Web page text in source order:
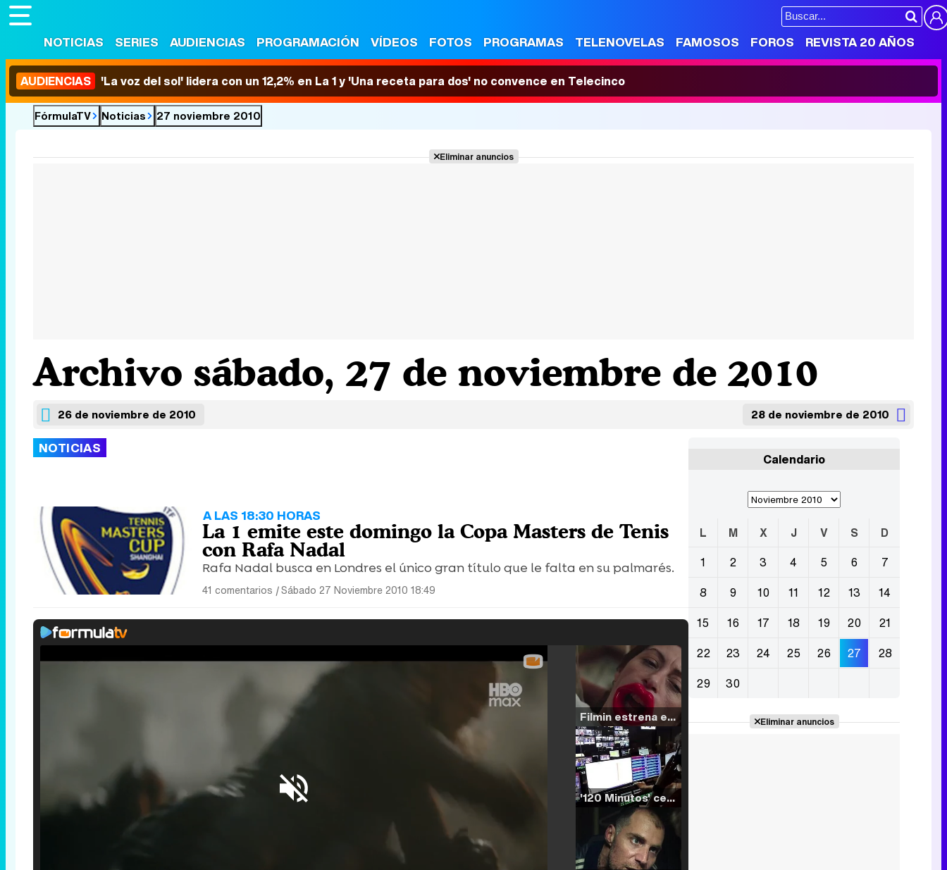
NOTICIAS SERIES AUDIENCIAS PROGRAMACIÓN VÍDEOS FOTOS PROGRAMAS TELENOVELAS FAMOSOS FOROS REVISTA 20 AÑOS
AUDIENCIAS 'La voz del sol' lidera con un 12,2% en La 1 y 'Una receta para dos' no convence en Telecinco
FórmulaTV Noticias 27 noviembre 2010
Eliminar anuncios
Archivo sábado, 27 de noviembre de 2010
26 de noviembre de 2010 28 de noviembre de 2010
NOTICIAS
A LAS 18:30 HORAS
La 1 emite este domingo la Copa Masters de Tenis
con Rafa Nadal
Rafa Nadal busca en Londres el único gran título que le falta en su palmarés.
41 comentarios |Sábado 27 Noviembre 2010 18:49
Filmin estrena el tráiler de 'Millennial Mal', su nueva comedia universitaria de la mano de Lorena Iglesias
'120 Minutos' celebra sus 2.000 programas en Telemadrid con un vídeo del día a día en la redacción
Calendario
L M X J V S
D
1
2 3 4 5 6
7
8
9 10 11 12 13
14
15
16 17 18 19 20
21
22
23 24 25 26 27
28
29
30
Eliminar anuncios